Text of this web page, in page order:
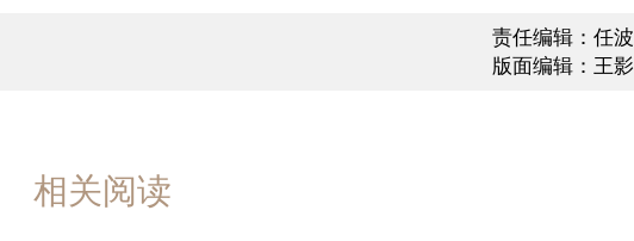
责任编辑：任波
版面编辑：王影
相关阅读